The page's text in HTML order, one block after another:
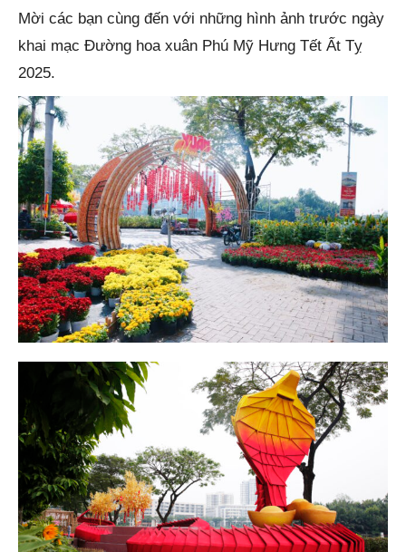
Mời các bạn cùng đến với những hình ảnh trước ngày
khai mạc Đường hoa xuân Phú Mỹ Hưng Tết Ất Tỵ
2025.